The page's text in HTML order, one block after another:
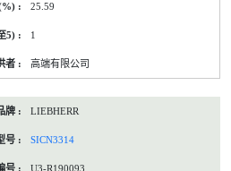
25.59
1
高端有限公司
LIEBHERR
SICN3314
U3-R190093